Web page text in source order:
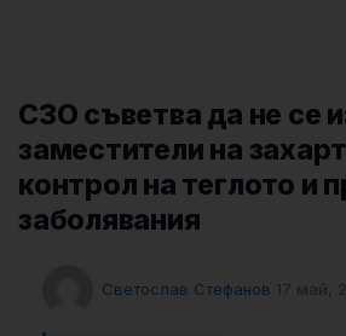
СЗО съветва да не се
заместители на
контрол на теглото и
заболявания
Светослав Стефанов 17 май,